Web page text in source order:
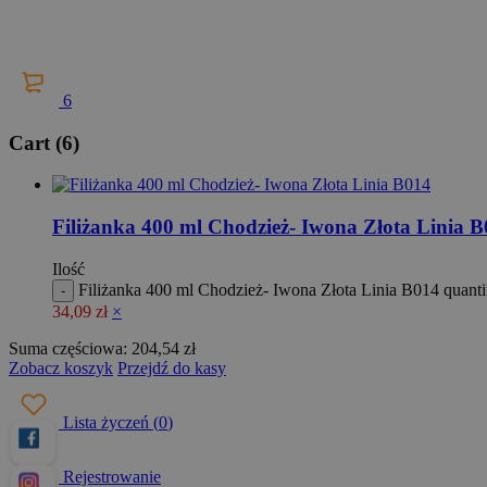
6
Cart (6)
Filiżanka 400 ml Chodzież- Iwona Złota Linia
Ilość
Filiżanka 400 ml Chodzież- Iwona Złota Linia B014
34,09 zł ×
Suma częściowa: 204,54 zł
Zobacz koszyk Przejdź do kasy
Lista życzeń (0)
Rejestrowanie